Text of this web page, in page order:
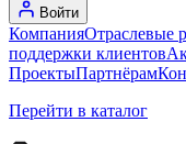
Войти
КомпанияОтраслевые
поддержки клиентов
ПроектыПартнёрам
Перейти в каталог